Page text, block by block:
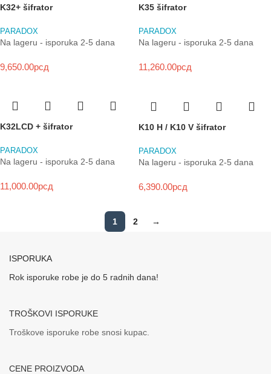
K32+ šifrator
PARADOX
Na lageru - isporuka 2-5 dana
9,650.00рсд
K35 šifrator
PARADOX
Na lageru - isporuka 2-5 dana
11,260.00рсд
K32LCD + šifrator
PARADOX
Na lageru - isporuka 2-5 dana
11,000.00рсд
K10 H / K10 V šifrator
PARADOX
Na lageru - isporuka 2-5 dana
6,390.00рсд
1 2 →
ISPORUKA
Rok isporuke robe je do 5 radnih dana!
TROŠKOVI ISPORUKE
Troškove isporuke robe snosi kupac.
CENE PROIZVODA